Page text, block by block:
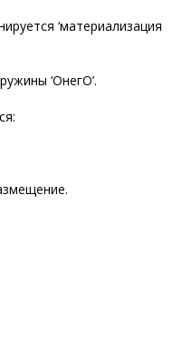
‘материализация
‘ОнегО’.